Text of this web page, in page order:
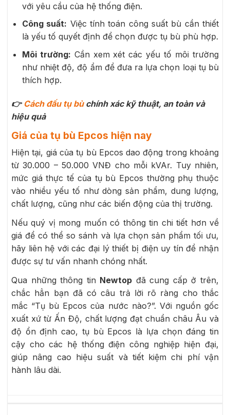
với yêu cầu của hệ thống điện.
Công suất: Việc tính toán công suất bù cần thiết
là yếu tố quyết định để chọn được tụ bù phù hợp.
Môi trường: Cần xem xét các yếu tố môi trường
như nhiệt độ, độ ẩm để đưa ra lựa chọn loại tụ bù
thích hợp.
👉 Cách đấu tụ bùchính xác kỹ thuật, an toàn và
hiệu quả
Giá của tụ bù Epcos hiện nay
Hiện tại, giá của tụ bù Epcos dao động trong khoảng
từ 30.000 – 50.000 VNĐ cho mỗi kVAr. Tuy nhiên,
mức giá thực tế của tụ bù Epcos thường phụ thuộc
vào nhiều yếu tố như dòng sản phẩm, dung lượng,
chất lượng, cũng như các biến động của thị trường.
Nếu quý vị mong muốn có thông tin chi tiết hơn về
giá để có thể so sánh và lựa chọn sản phẩm tối ưu,
hãy liên hệ với các đại lý thiết bị điện uy tín để nhận
được sự tư vấn nhanh chóng nhất.
Qua những thông tin Newtop đã cung cấp ở trên,
chắc hẳn bạn đã có câu trả lời rõ ràng cho thắc
mắc “Tụ bù Epcos của nước nào?”. Với nguồn gốc
xuất xứ từ Ấn Độ, chất lượng đạt chuẩn châu Âu và
độ ổn định cao, tụ bù Epcos là lựa chọn đáng tin
cậy cho các hệ thống điện công nghiệp hiện đại,
giúp nâng cao hiệu suất và tiết kiệm chi phí vận
hành lâu dài.